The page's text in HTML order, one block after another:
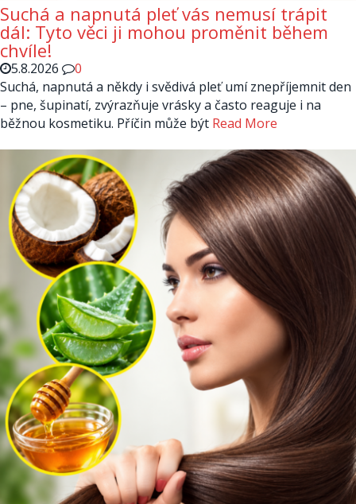
Suchá a napnutá pleť vás nemusí trápit
dál: Tyto věci ji mohou proměnit během
chvíle!
5.8.2026
0
Suchá, napnutá a někdy i svědivá pleť umí znepříjemnit den
– pne, šupinatí, zvýrazňuje vrásky a často reaguje i na
běžnou kosmetiku. Příčin může být Read More